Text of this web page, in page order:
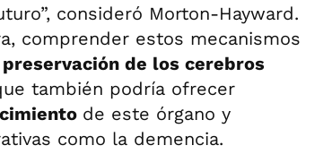
consideró Morton-Hayward.
comprender estos mecanismos
preservación de los cerebros
también podría ofrecer
de este órgano y
como la demencia.